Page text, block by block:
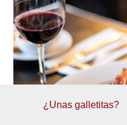
¿Unas galletitas?